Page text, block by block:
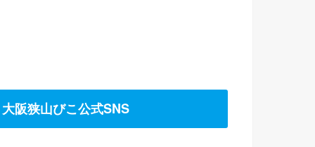
大阪狭山びこ公式SNS